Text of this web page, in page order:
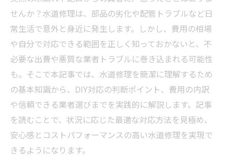
せんか？水道修理は、部品の劣化や配管トラブルなど日
常生活で意外と身近に発生します。しかし、費用の相場
や自分で対応できる範囲を正しく知っておかないと、不
必要な出費や悪質な業者トラブルに巻き込まれる可能性
も。そこで本記事では、水道修理を簡潔に理解するため
の基本知識から、DIY対応の判断ポイント、費用の内訳
や信頼できる業者選びまでを実践的に解説します。記事
を読むことで、状況に応じた最適な対応方法を見極め、
安心感とコストパフォーマンスの高い水道修理を実現で
きるようになります。